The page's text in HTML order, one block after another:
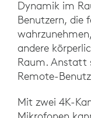
Dynamik im
Benutzern, die
andere
Raum. Anstatt
Remote-
Mit zwei 4K-